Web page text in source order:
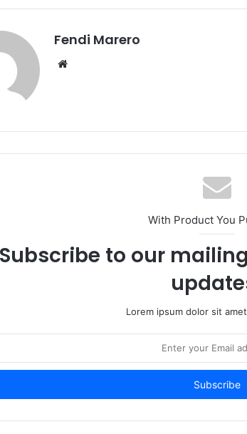
Fendi Marero
With Product You
Subscribe to our
Lorem ipsum dolor sit